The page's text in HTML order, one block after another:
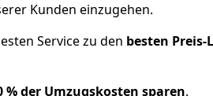
Kunden einzugehen.
Service zu den besten
% der Umzugskosten sparen.